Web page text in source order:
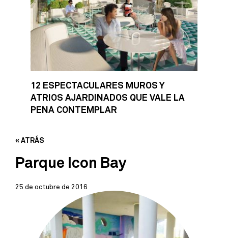
12 ESPECTACULARES MUROS Y
ATRIOS AJARDINADOS QUE VALE LA
PENA CONTEMPLAR
« ATRÁS
Parque Icon Bay
25 de octubre de 2016